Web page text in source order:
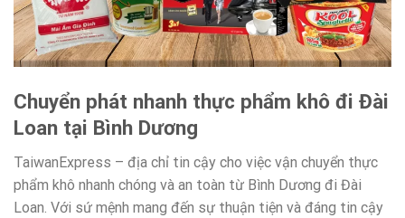
Chuyển phát nhanh thực phẩm khô đi Đài
Loan tại Bình Dương
TaiwanExpress – địa chỉ tin cậy cho việc vận chuyển thực
phẩm khô nhanh chóng và an toàn từ Bình Dương đi Đài
Loan. Với sứ mệnh mang đến sự thuận tiện và đáng tin cậy